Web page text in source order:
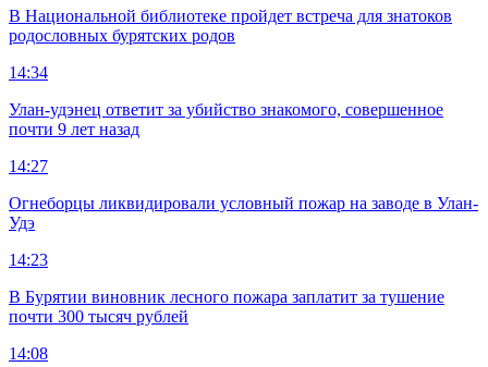
В Национальной библиотеке пройдет встреча для знатоков
родословных бурятских родов
14:34
Улан-удэнец ответит за убийство знакомого, совершенное
почти 9 лет назад
14:27
Огнеборцы ликвидировали условный пожар на заводе в Улан-
Удэ
14:23
В Бурятии виновник лесного пожара заплатит за тушение
почти 300 тысяч рублей
14:08